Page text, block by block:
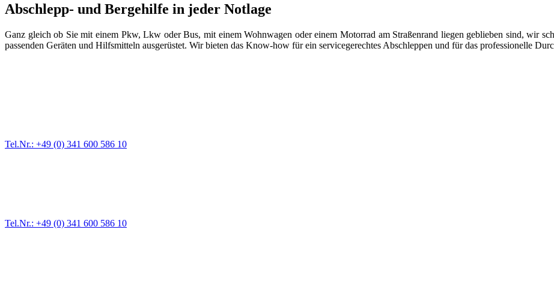
Abschlepp- und Bergehilfe in jeder Notlage
Ganz gleich ob Sie mit einem Pkw, Lkw oder Bus, mit einem Wohnwagen oder einem Motorrad am Straßenrand liegen geblieben sind, wir
passenden Geräten und Hilfsmitteln ausgerüstet. Wir bieten das Know-how für ein servicegerechtes Abschleppen und für das professionelle
Tel.Nr.: +49 (0) 341 600 586 10
Tel.Nr.: +49 (0) 341 600 586 10